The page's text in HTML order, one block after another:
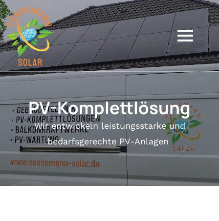
PV-Komplettlösung
Wir entwickeln leistungsstarke und
bedarfsgerechte PV-Anlagen